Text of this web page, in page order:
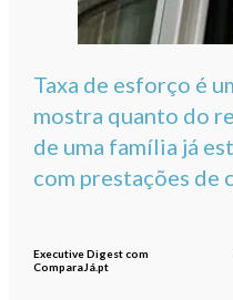
Taxa de esforço é
mostra quanto do
de uma família já
com prestações de
Executive Digest com
ComparaJá.pt